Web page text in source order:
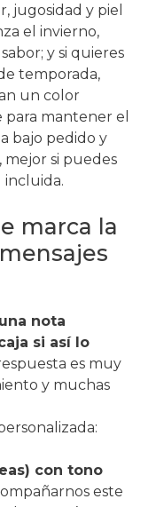
jugosidad y piel
el invierno,
y si quieres
temporada,
un color
mantener el
bajo pedido y
si puedes
incluida.
marca la
nota
si así lo
es muy
y muchas
con tono
este